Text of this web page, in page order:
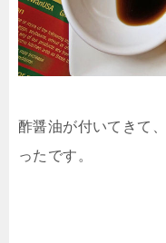
酢醤油が付いてきて
ったです。